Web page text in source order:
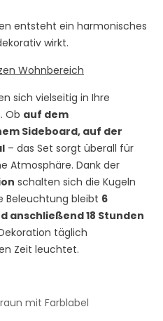
entsteht ein harmonisches
wirkt.
Wohnbereich
sich vielseitig in Ihre
Ob auf dem
Sideboard, auf der
– das Set sorgt überall für
Atmosphäre. Dank der
schalten sich die Kugeln
Beleuchtung bleibt 6
anschließend 18 Stunden
täglich
Zeit leuchtet.
mit Farblabel